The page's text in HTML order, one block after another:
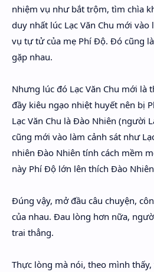
nhiệm vụ như bắt trộm, tìm chìa
duy nhất lúc Lạc Văn Chu mới vào
vụ tự tử của mẹ Phí Độ. Đó cũng
gặp nhau.
Nhưng lúc đó Lạc Văn Chu mới là
đầy kiêu ngạo nhiệt huyết nên bị
Lạc Văn Chu là Đào Nhiên (người
cũng mới vào làm cảnh sát như
nhiên Đào Nhiên tính cách mềm
này Phí Độ lớn lên thích Đào
Đúng vậy, mở đầu câu chuyện,
của nhau. Đau lòng hơn nữa,
trai thẳng.
Thực lòng mà nói, theo mình